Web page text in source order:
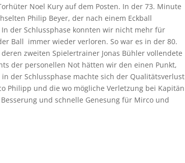
Noel Kury auf dem Posten. In der 73. Minute
Philip Beyer, der nach einem Eckball
der Schlussphase konnten wir nicht mehr für
Ball immer wieder verloren. So war es in der 80.
zweiten Spielertrainer Jonas Bühler vollendete
der personellen Not hätten wir den einen Punkt,
der Schlussphase machte sich der Qualitätsverlust
Philipp und die wo mögliche Verletzung bei Kapitän
und schnelle Genesung für Mirco und